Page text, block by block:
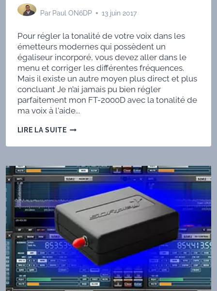
Par Paul ON6DP 13 juin 2017
Pour régler la tonalité de votre voix dans les
émetteurs modernes qui possèdent un
égaliseur incorporé, vous devez aller dans le
menu et corriger les différentes fréquences.
Mais il existe un autre moyen plus direct et plus
concluant Je n’ai jamais pu bien régler
parfaitement mon FT-2000D avec la tonalité de
ma voix à l'aide...
LIRE LA SUITETEST
8
EQUALIZER,
DE